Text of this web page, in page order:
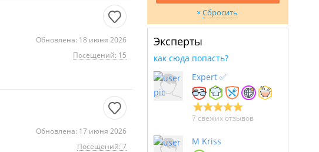
Обновлена: 18 июня 2026
Посещений: 15
Обновлена: 17 июня 2026
Посещений: 7
Сбросить
Эксперты
как сюда попасть?
Expert ✅
7 свежих отзывов
M Kriss